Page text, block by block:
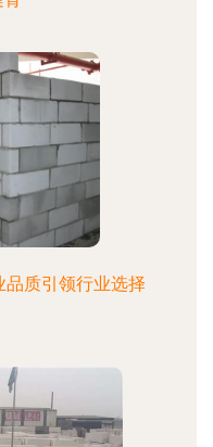
质引领行业选择